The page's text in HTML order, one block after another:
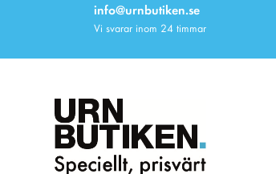
info@urnbutiken.se
Vi svarar inom 24 timmar